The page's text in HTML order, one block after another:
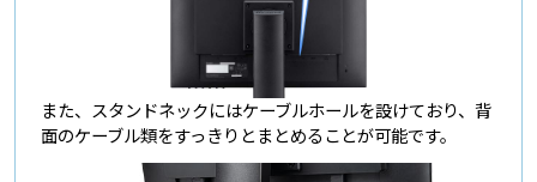
また、スタンドネックにはケーブルホールを設けており、背
面のケーブル類をすっきりとまとめることが可能です。